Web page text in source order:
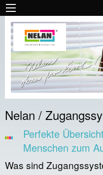
Nelan /
Perfekte
Menschen zum
Was sind